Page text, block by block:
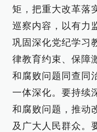
矩，把重大改革落
巡察内容，以有力
巩固深化党纪学习
律教育约束、保障
和腐败问题同查同
一体深化。要持续
和腐败问题，推动
及广大人民群众。